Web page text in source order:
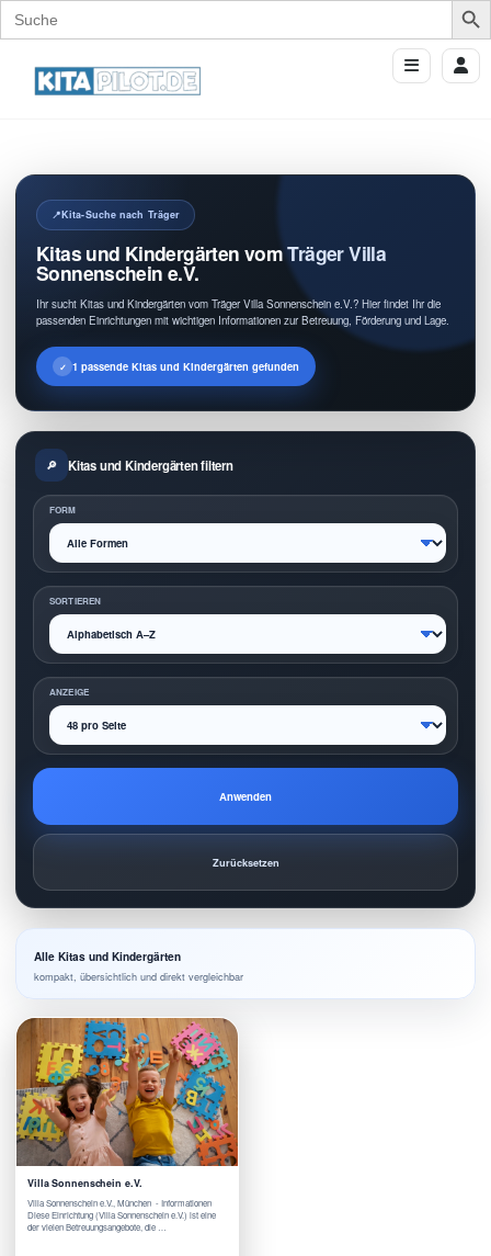
Search
for:
Kita-Suche nach Träger
Kitas und Kindergärten vom Träger Villa
Sonnenschein e.V.
Ihr sucht Kitas und Kindergärten vom Träger Villa Sonnenschein e.V.? Hier findet Ihr die
passenden Einrichtungen mit wichtigen Informationen zur Betreuung, Förderung und Lage.
1 passende Kitas und Kindergärten gefunden
Kitas und Kindergärten filtern
FORM
SORTIEREN
ANZEIGE
Anwenden
Zurücksetzen
Alle Kitas und Kindergärten
kompakt, übersichtlich und direkt vergleichbar
Villa Sonnenschein e.V.
Villa Sonnenschein e.V., München - Informationen
Diese Einrichtung (Villa Sonnenschein e.V.) ist eine
der vielen Betreuungsangebote, die …